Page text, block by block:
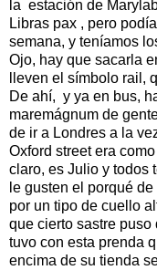
la estación de
Libras pax , pero
semana, y teníamos
Ojo, hay que sacarla
lleven el símbolo rail,
De ahí, y ya en bus,
maremágnum de
de ir a Londres a la
Oxford street era
claro, es Julio y todos
le gusten el porqué
por un tipo de cuello
que cierto sastre puso
tuvo con esta prenda
encima de su tienda